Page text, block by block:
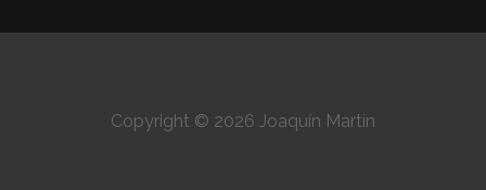
Copyright © 2026 Joaquín Martín